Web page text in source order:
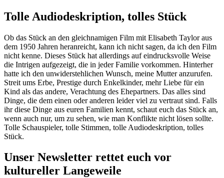
Tolle Audiodeskription, tolles Stück
Ob das Stück an den gleichnamigen Film mit Elisabeth Taylor aus
dem 1950 Jahren heranreicht, kann ich nicht sagen, da ich den Film
nicht kenne. Dieses Stück hat allerdings auf eindrucksvolle Weise
die Intrigen aufgezeigt, die in jeder Familie vorkommen. Hinterher
hatte ich den unwiderstehlichen Wunsch, meine Mutter anzurufen.
Streit ums Erbe, Prestige durch Enkelkinder, mehr Liebe für ein
Kind als das andere, Verachtung des Ehepartners. Das alles sind
Dinge, die dem einen oder anderen leider viel zu vertraut sind. Falls
ihr diese Dinge aus euren Familien kennt, schaut euch das Stück an,
wenn auch nur, um zu sehen, wie man Konflikte nicht lösen sollte.
Tolle Schauspieler, tolle Stimmen, tolle Audiodeskription, tolles
Stück.
Unser Newsletter rettet euch vor
kultureller Langeweile